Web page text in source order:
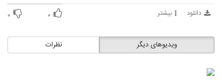
دانلود بیشتر ۰ ۰
نظرات ویدیوهای دیگر